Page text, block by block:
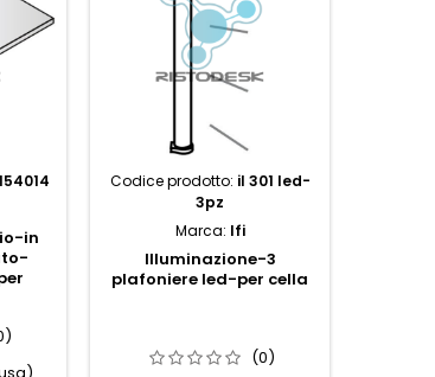
in
Codice prodotto: il 301 led-
3pz
Marca: Ifi
Illuminazione-3
plafoniere led-per cella
(0)